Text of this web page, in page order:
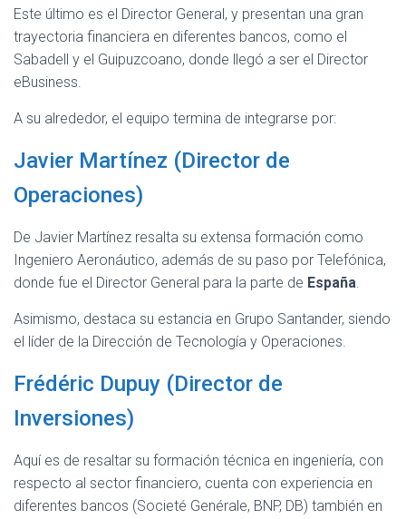
Este último es el Director General, y presentan una gran
trayectoria financiera en diferentes bancos, como el
Sabadell y el Guipuzcoano, donde llegó a ser el Director
eBusiness.
A su alrededor, el equipo termina de integrarse por:
Javier Martínez (Director de
Operaciones)
De Javier Martínez resalta su extensa formación como
Ingeniero Aeronáutico, además de su paso por Telefónica,
donde fue el Director General para la parte de España.
Asimismo, destaca su estancia en Grupo Santander, siendo
el líder de la Dirección de Tecnología y Operaciones.
Frédéric Dupuy (Director de
Inversiones)
Aquí es de resaltar su formación técnica en ingeniería, con
respecto al sector financiero, cuenta con experiencia en
diferentes bancos (Societé Genérale, BNP, DB) también en